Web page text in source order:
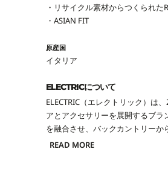
・リサイクル素材からつくられ
・ ASIAN FIT
原産国
イタリア
ELECTRICについて
ELECTRIC（エレクトリック）は
アとアクセサリーを展開するブラ
を融合させ、バックカントリーか
READ MORE